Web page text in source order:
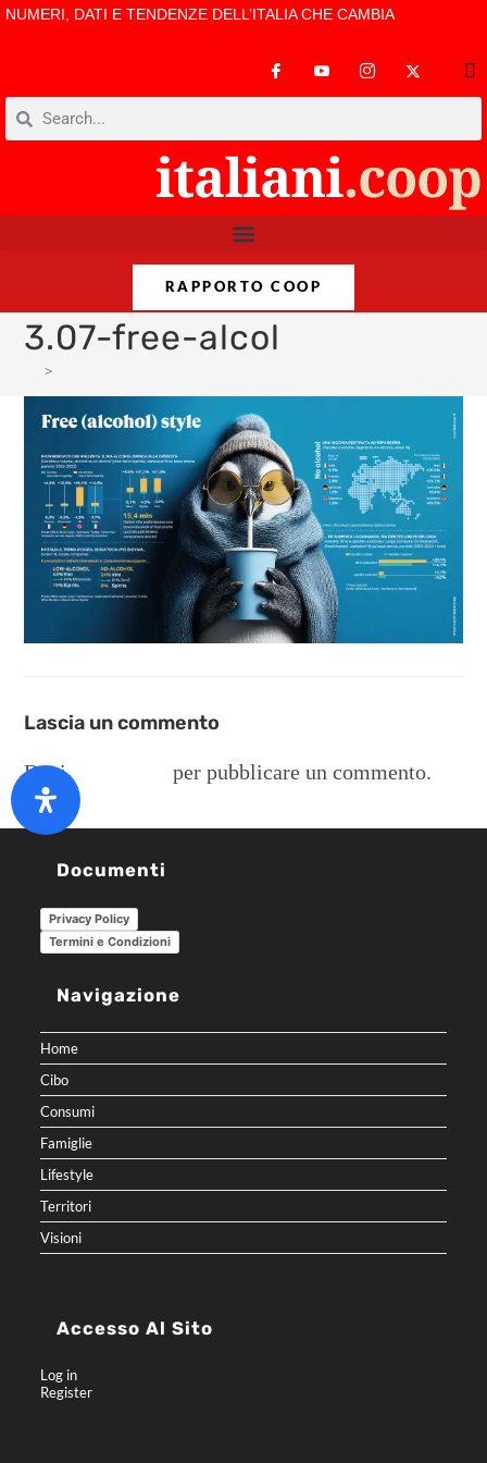
NUMERI, DATI E TENDENZE DELL’ITALIA CHE CAMBIA
RAPPORTO COOP
3.07-free-alcol
>
Lascia un commento
Deviconnetterti per pubblicare un commento.
Documenti
Privacy Policy
Termini e Condizioni
Navigazione
Home
Cibo
Consumi
Famiglie
Lifestyle
Territori
Visioni
Accesso Al Sito
Log in
Register